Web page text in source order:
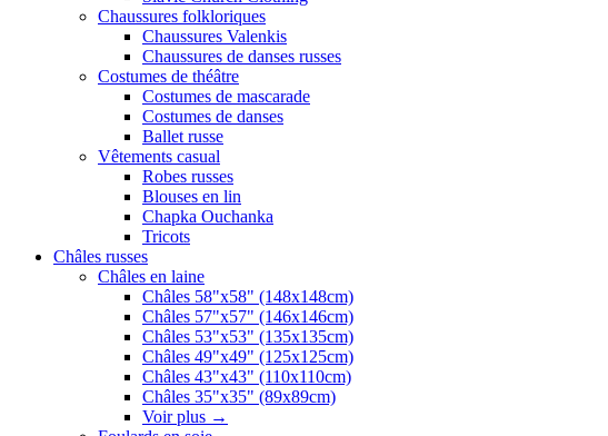
Chaussures folkloriques
Chaussures Valenkis
Chaussures de danses russes
Costumes de théâtre
Costumes de mascarade
Costumes de danses
Ballet russe
Vêtements casual
Robes russes
Blouses en lin
Chapka Ouchanka
Tricots
Châles russes
Châles en laine
Châles 58"x58" (148x148cm)
Châles 57"x57" (146x146cm)
Châles 53"x53" (135x135cm)
Châles 49"x49" (125x125cm)
Châles 43"x43" (110x110cm)
Châles 35"x35" (89x89cm)
Voir plus →